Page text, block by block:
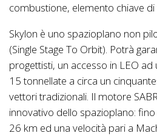
combustione, elemento chiave
Skylon è uno spazioplano non
(Single Stage To Orbit). Potrà
progettisti, un accesso in LEO
15 tonnellate a circa un
vettori tradizionali. Il motore
innovativo dello spazioplano: fino
26 km ed una velocità pari a